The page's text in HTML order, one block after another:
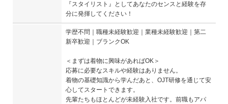
『スタイリスト』としてあなたのセンスと経験を存
分に発揮してください！
学歴不問｜職種未経験歓迎｜業種未経験歓迎｜第二
新卒歓迎｜ブランクOK
＜まずは着物に興味があればOK＞
応募に必要なスキルや経験はありません。
着物の基礎知識から学んだあと、OJT研修を通じて安
心してスタートできます。
先輩たちもほとんどが未経験入社です。前職もアパ